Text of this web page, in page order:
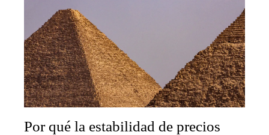
Por qué la estabilidad de precios